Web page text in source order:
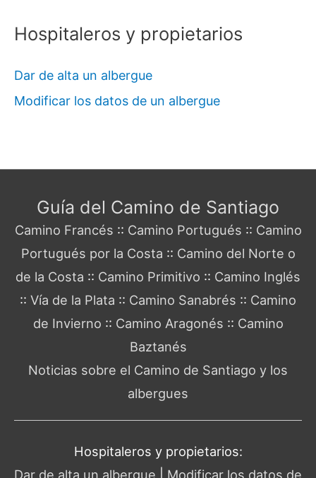
Hospitaleros y propietarios
Dar de alta un albergue
Modificar los datos de un albergue
Guía del Camino de Santiago
Camino Francés :: Camino Portugués :: Camino
Portugués por la Costa :: Camino del Norte o
de la Costa :: Camino Primitivo :: Camino Inglés
:: Vía de la Plata :: Camino Sanabrés :: Camino
de Invierno :: Camino Aragonés :: Camino
Baztanés
Noticias sobre el Camino de Santiago y los
albergues
Hospitaleros y propietarios:
Dar de alta un albergue
Modificar los datos de